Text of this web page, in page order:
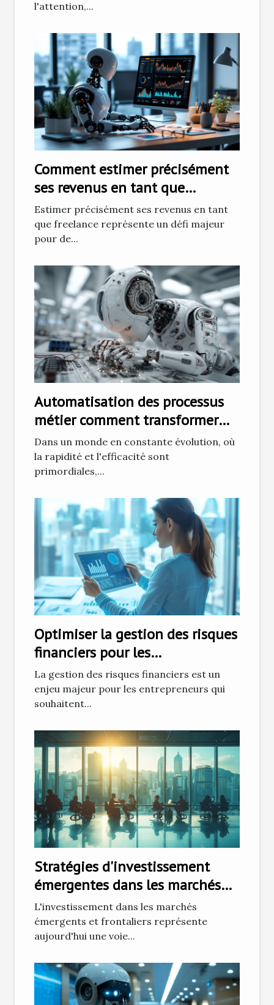
l'attention,...
Comment estimer précisément
ses revenus en tant que
freelance
Estimer précisément ses revenus en tant
que freelance représente un défi majeur
pour de...
Automatisation des processus
métier comment transformer
votre entreprise pour la
nouvelle décennie
Dans un monde en constante évolution, où
la rapidité et l'efficacité sont
primordiales,...
Optimiser la gestion des risques
financiers pour les
entrepreneurs
La gestion des risques financiers est un
enjeu majeur pour les entrepreneurs qui
souhaitent...
Stratégies d'investissement
émergentes dans les marchés
frontaliers
L'investissement dans les marchés
émergents et frontaliers représente
aujourd'hui une voie...